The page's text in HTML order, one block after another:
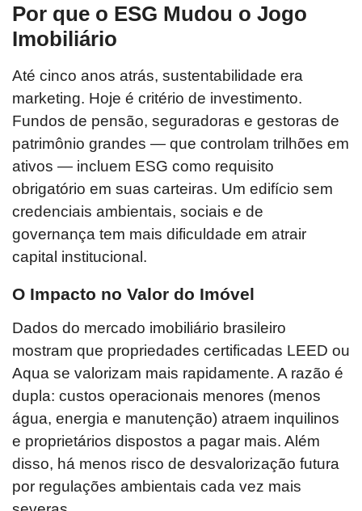
Por que o ESG Mudou o Jogo
Imobiliário
Até cinco anos atrás, sustentabilidade era
marketing. Hoje é critério de investimento.
Fundos de pensão, seguradoras e gestoras de
patrimônio grandes — que controlam trilhões em
ativos — incluem ESG como requisito
obrigatório em suas carteiras. Um edifício sem
credenciais ambientais, sociais e de
governança tem mais dificuldade em atrair
capital institucional.
O Impacto no Valor do Imóvel
Dados do mercado imobiliário brasileiro
mostram que propriedades certificadas LEED ou
Aqua se valorizam mais rapidamente. A razão é
dupla: custos operacionais menores (menos
água, energia e manutenção) atraem inquilinos
e proprietários dispostos a pagar mais. Além
disso, há menos risco de desvalorização futura
por regulações ambientais cada vez mais